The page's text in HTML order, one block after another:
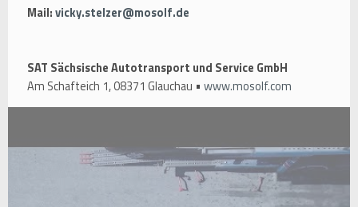
Mail:vicky.stelzer@mosolf.de
SAT Sächsische Autotransport und Service GmbH
Am Schafteich 1, 08371 Glauchau • www.mosolf.com